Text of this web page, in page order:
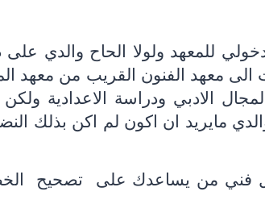
للمعهد ولولا الحاح والدي
الى معهد الفنون القريب من معهد
الادبي ودراسة الاعدادية ولكن
مايريد ان اكون لم اكن بذلك
فني من يساعدك على
تصحيح